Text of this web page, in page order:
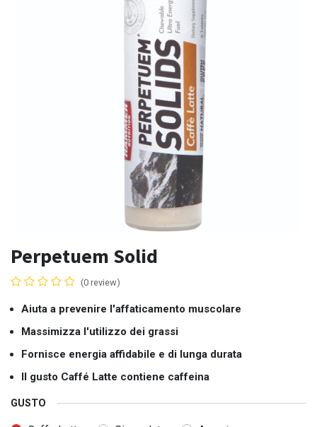
Perpetuem Solid
(0 review)
Aiuta a prevenire l'affaticamento muscolare
Massimizza l'utilizzo dei grassi
Fornisce energia affidabile e di lunga durata
Il gusto Caffé Latte contiene caffeina
GUSTO